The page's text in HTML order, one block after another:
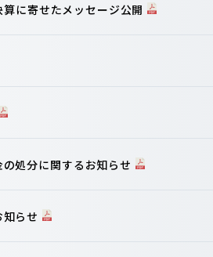
に寄せたメッセージ公開
処分に関するお知らせ
らせ